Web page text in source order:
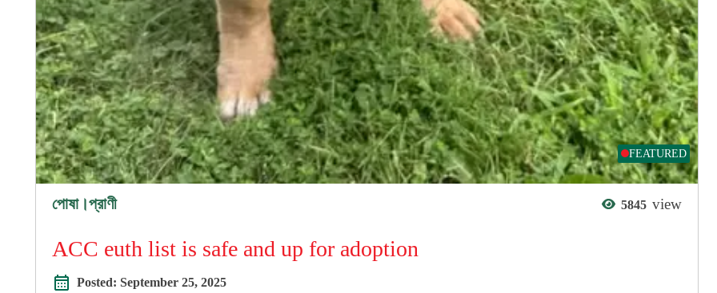
FEATURED
পোষা।প্রাণী 5845 view
ACC euth list is safe and up for adoption
Posted: September 25, 2025